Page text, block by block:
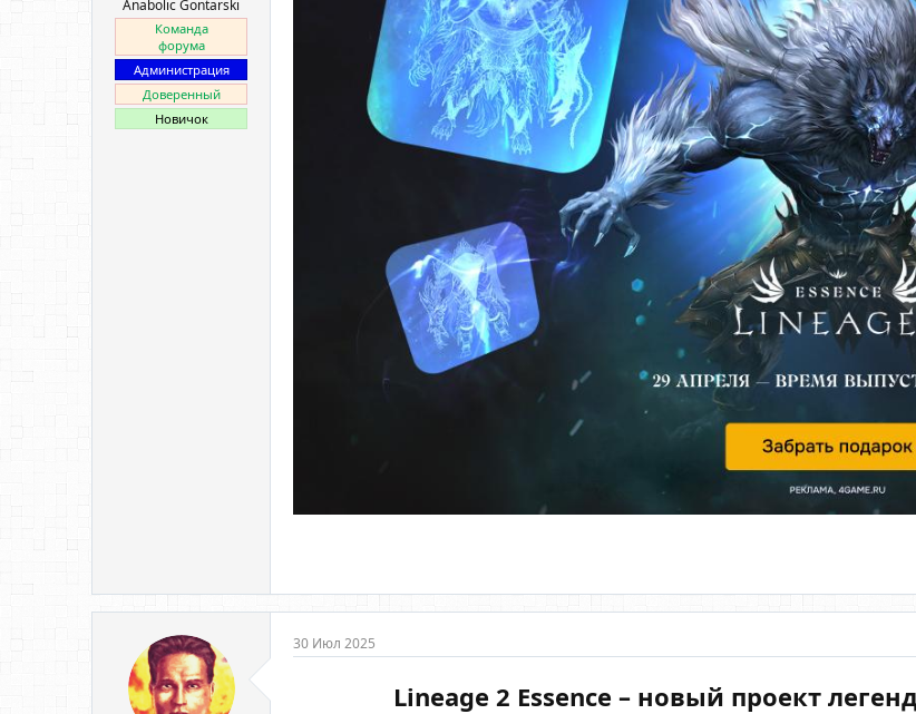
Anabolic Gontarski
Команда
форума
Администрация
Доверенный
Новичок
30 Июл 2025
Lineage 2 Essence – новый проект